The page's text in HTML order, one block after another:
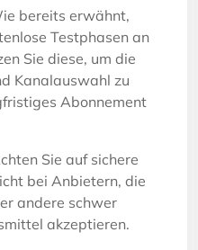
bereits erwähnt,
Testphasen an
Sie diese, um die
Kanalauswahl zu
Abonnement
Sie auf sichere
bei Anbietern, die
andere schwer
akzeptieren.